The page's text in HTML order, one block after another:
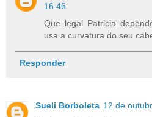
16:46
Que legal Patricia
usa a curvatura do seu
Responder
Sueli Borboleta 12 de